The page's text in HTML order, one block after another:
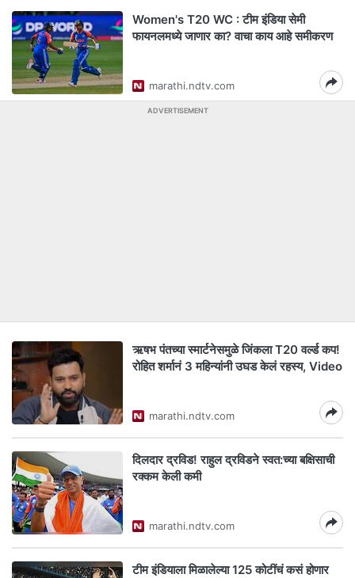
Women's T20 WC : टीम इंडिया सेमी
फायनलमध्ये जाणार का? वाचा काय आहे समीकरण
marathi.ndtv.com
ADVERTISEMENT
ऋषभ पंतच्या स्मार्टनेसमुळे जिंकला T20 वर्ल्ड कप!
रोहित शर्मानं 3 महिन्यांनी उघड केलं रहस्य, Video
marathi.ndtv.com
दिलदार द्रविड! राहुल द्रविडने स्वत:च्या बक्षिसाची
रक्कम केली कमी
marathi.ndtv.com
टीम इंडियाला मिळालेल्या 125 कोटींचं कसं होणार